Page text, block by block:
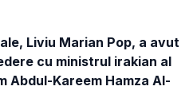
Liviu Marian Pop, a avut
cu ministrul irakian al
Abdul-Kareem Hamza Al-